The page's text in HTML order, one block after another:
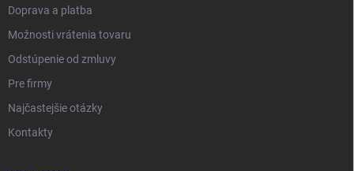
Doprava a platba
Možnosti vrátenia tovaru
Odstúpenie od zmluvy
Pre firmy
Najčastejšie otázky
Kontakty